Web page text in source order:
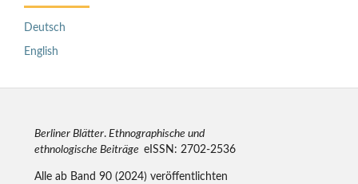
Deutsch
English
Berliner Blätter.Ethnographische und
ethnologische Beiträge eISSN: 2702-2536
Alle ab Band 90 (2024) veröffentlichten